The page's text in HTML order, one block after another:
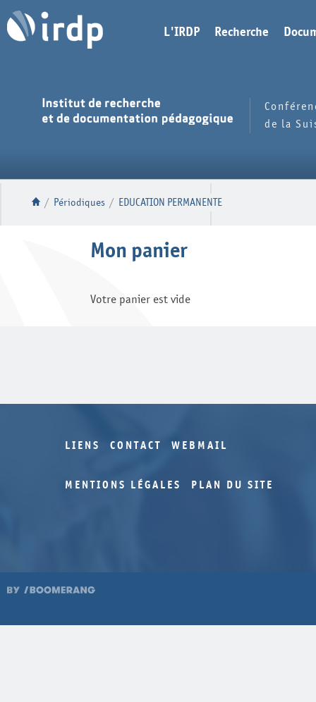
L'IRDP Recherche
de la
/ Périodiques / EDUCATION PERMANENTE
Mon panier
Votre panier est vide
LIENS CONTACT WEBMAIL
MENTIONS LÉGALES PLAN DU SITE